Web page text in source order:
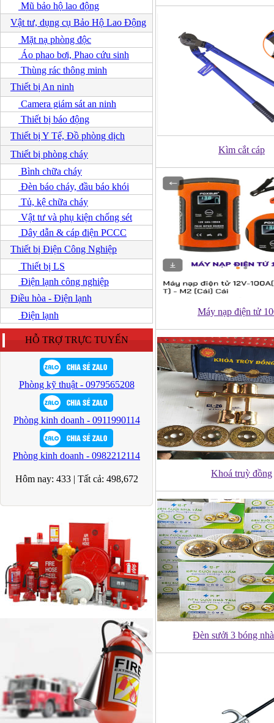
Mũ bảo hộ lao động
Vật tư, dụng cụ Bảo Hộ Lao Động
Mặt nạ phòng độc
Áo phao bơi, Phao cứu sinh
Thùng rác thông minh
Thiết bị An ninh
Camera giám sát an ninh
Thiết bị báo động
Thiết bị Y Tế, Đồ phòng dịch
Thiết bị phòng cháy
Bình chữa cháy
Đèn báo cháy, đầu báo khói
Tủ, kệ chữa cháy
Vật tư và phụ kiện chống sét
Dây dẫn & cáp điện PCCC
Thiết bị Điện Công Nghiệp
Thiết bị LS
Điện lạnh công nghiệp
Điều hòa - Điện lạnh
Điện lạnh
HỖ TRỢ TRỰC TUYẾN
Phòng kỹ thuật - 0979565208
Phòng kinh doanh - 0911990114
Phòng kinh doanh - 0982212114
Hôm nay: 433| Tất cả: 498,672
Kìm cắt cáp
Máy nạp điện tử
Khoá truỳ đồng
Đèn sưởi 3 bóng